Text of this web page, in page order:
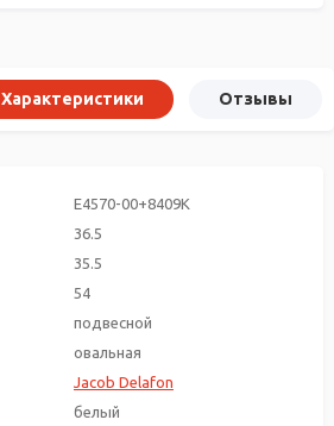
Характеристики Отзывы
E4570-00+8409K
36.5
35.5
54
подвесной
овальная
Jacob Delafon
белый